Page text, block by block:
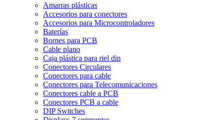
Amarras plásticas
Accesorios para conectores
Accesorios para Microcontroladores
Baterías
Bornes para PCB
Cable plano
Caja plástica para riel din
Conectores Circulares
Conectores para cable
Conectores para Telecomunicaciones
Conectores cable a PCB
Conectores PCB a cable
DIP Switches